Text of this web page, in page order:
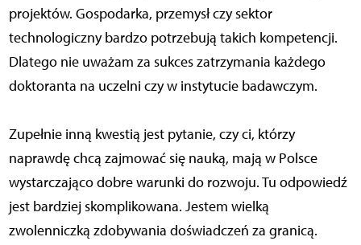
projektów. Gospodarka, przemysł czy sektor
technologiczny bardzo potrzebują takich kompetencji.
Dlatego nie uważam za sukces zatrzymania każdego
doktoranta na uczelni czy w instytucie badawczym.
Zupełnie inną kwestią jest pytanie, czy ci, którzy
naprawdę chcą zajmować się nauką, mają w Polsce
wystarczająco dobre warunki do rozwoju. Tu odpowiedź
jest bardziej skomplikowana. Jestem wielką
zwolenniczką zdobywania doświadczeń za granicą.